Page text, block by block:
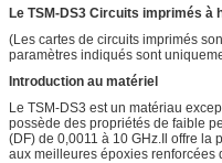
Le TSM-DS3 Circuits imprimés à
(Les cartes de circuits imprimés
paramètres indiqués sont
Introduction au matériel
Le TSM-DS3 est un matériau
possède des propriétés de faible
(DF) de 0,0011 à 10 GHz.Il offre
aux meilleures époxies renforcées